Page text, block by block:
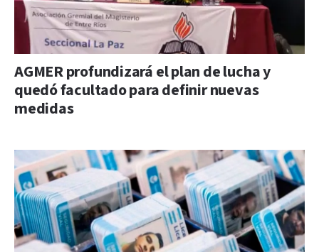
AGMER profundizará el plan de lucha y
quedó facultado para definir nuevas
medidas